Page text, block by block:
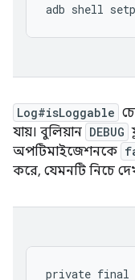
Log#isLoggable
যায়। বুলিয়ান DEBUG
অপটিমাইজেশনকে
করে, যেমনটি নিচে